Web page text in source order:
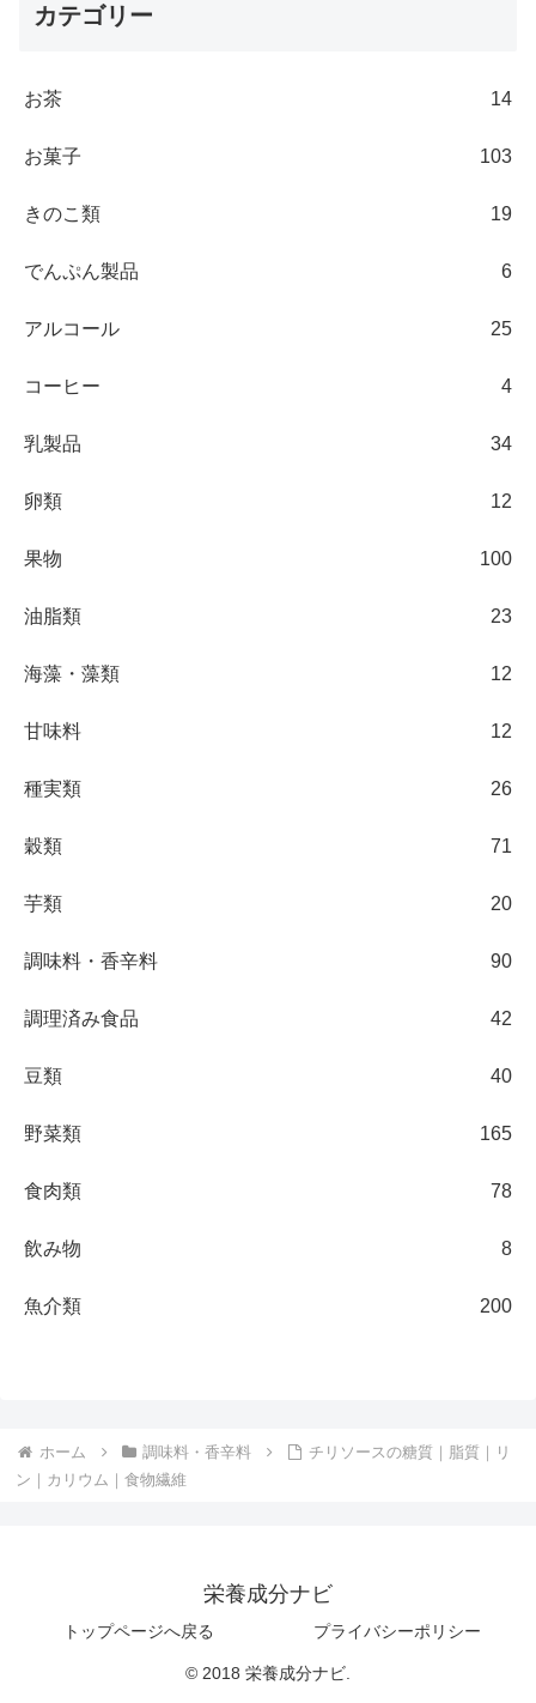
カテゴリー
お茶 14
お菓子 103
きのこ類 19
でんぷん製品 6
アルコール 25
コーヒー 4
乳製品 34
卵類 12
果物 100
油脂類 23
海藻・藻類 12
甘味料 12
種実類 26
穀類 71
芋類 20
調味料・香辛料 90
調理済み食品 42
豆類 40
野菜類 165
食肉類 78
飲み物 8
魚介類 200
ホーム 調味料・香辛料
チリソースの糖質｜脂質｜リ
ン｜カリウム｜食物繊維
栄養成分ナビ
トップページへ戻る プライバシーポリシー
© 2018 栄養成分ナビ.